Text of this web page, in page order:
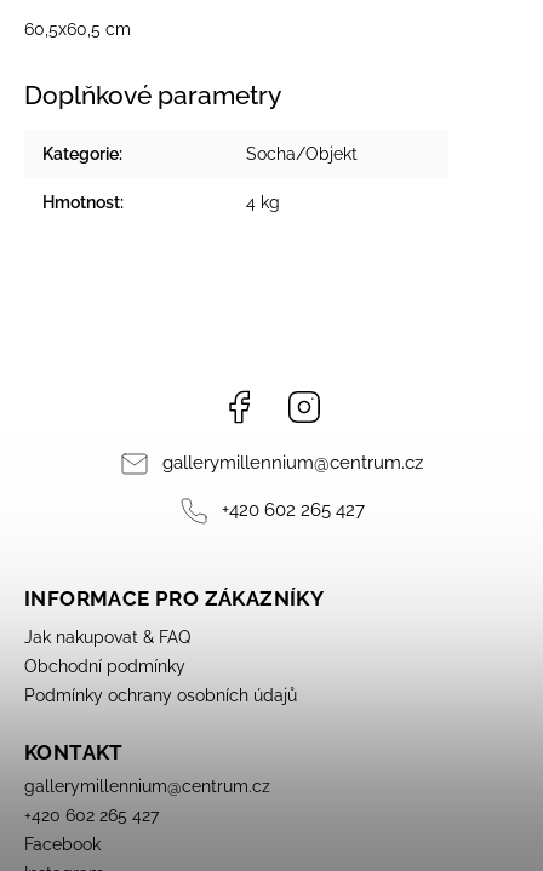
60,5x60,5 cm
Doplňkové parametry
Kategorie: Socha/Objekt
Hmotnost: 4 kg
Facebook
gallerymillennium@centrum.cz
+420 602 265 427
INFORMACE PRO ZÁKAZNÍKY
Jak nakupovat & FAQ
Obchodní podmínky
Podmínky ochrany osobních údajů
KONTAKT
gallerymillennium@centrum.cz
+420 602 265 427
Facebook